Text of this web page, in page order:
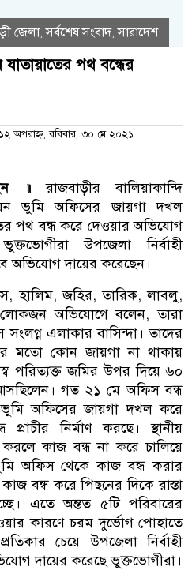
জেলা,সর্বশেষ সংবাদ,সারাদেশ
যাতায়াতের পথ বন্ধের
অপরাহ্ন, রবিবার, ৩০ মে ২০২১
॥রাজবাড়ীর বালিয়াকান্দি
ভুমি অফিসের জায়গা দখল
পথ বন্ধ করে দেওয়ার অভিযোগ
উপজেলা নির্বাহী
অভিযোগ দায়ের করেছেন।
হালিম, জহির, তারিক, লাবলু,
লোকজন অভিযোগে বলেন, তারা
এলাকার বাসিন্দা। তাদের
মতো কোন জায়গা না থাকায়
পরিত্যক্ত জমির উপর দিয়ে ৬০
গত ২১ মে অফিস বন্ধ
অফিসের জায়গা দখল করে
নির্মাণ করছে। স্থানীয়
কাজ বন্ধ না করে চালিয়ে
অফিস থেকে কাজ বন্ধ করার
বন্ধ করে পিছনের দিকে রাস্তা
এতে অন্তত ৫টি পরিবারের
কারণে চরম দুর্ভোগ পোহাতে
চেয়ে উপজেলা নির্বাহী
দায়ের করেছে ভুক্তভোগীরা।